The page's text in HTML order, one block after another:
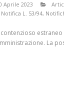
Aprile 2023
Notifica L. 53/94,
contenzioso
La